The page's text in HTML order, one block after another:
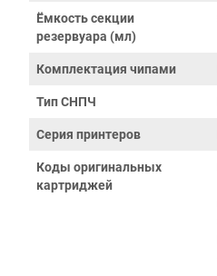
Ёмкость секции
резервуара (мл)
Комплектация чипами
Тип СНПЧ
Серия принтеров
Коды оригинальных
картриджей